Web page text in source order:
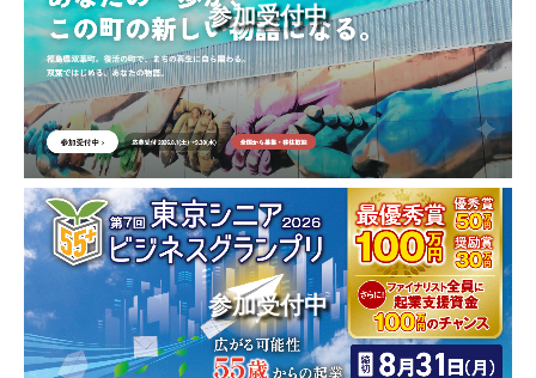
参加受付中
参加受付中